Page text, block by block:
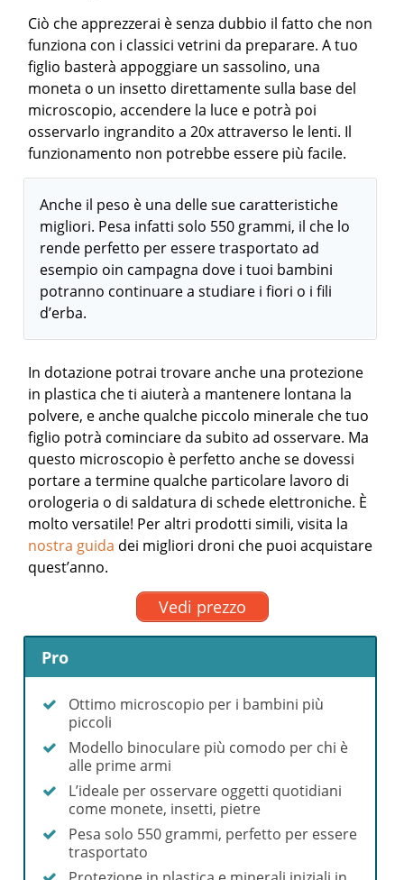
Ciò che apprezzerai è senza dubbio il fatto che non
funziona con i classici vetrini da preparare. A tuo
figlio basterà appoggiare un sassolino, una
moneta o un insetto direttamente sulla base del
microscopio, accendere la luce e potrà poi
osservarlo ingrandito a 20x attraverso le lenti. Il
funzionamento non potrebbe essere più facile.
Anche il peso è una delle sue caratteristiche
migliori. Pesa infatti solo 550 grammi, il che lo
rende perfetto per essere trasportato ad
esempio oin campagna dove i tuoi bambini
potranno continuare a studiare i fiori o i fili
d’erba.
In dotazione potrai trovare anche una protezione
in plastica che ti aiuterà a mantenere lontana la
polvere, e anche qualche piccolo minerale che tuo
figlio potrà cominciare da subito ad osservare. Ma
questo microscopio è perfetto anche se dovessi
portare a termine qualche particolare lavoro di
orologeria o di saldatura di schede elettroniche. È
molto versatile! Per altri prodotti simili, visita la
nostra guida dei migliori droni che puoi acquistare
quest’anno.
Vedi prezzo
Pro
Ottimo microscopio per i bambini più
piccoli
Modello binoculare più comodo per chi è
alle prime armi
L’ideale per osservare oggetti quotidiani
come monete, insetti, pietre
Pesa solo 550 grammi, perfetto per essere
trasportato